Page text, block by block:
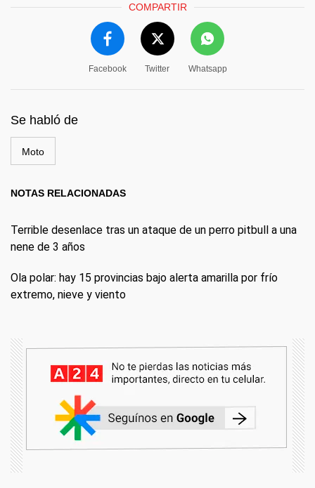
COMPARTIR
Facebook Twitter Whatsapp
Se habló de
Moto
NOTAS RELACIONADAS
Terrible desenlace tras un ataque de un perro pitbull a una
nene de 3 años
Ola polar: hay 15 provincias bajo alerta amarilla por frío
extremo, nieve y viento